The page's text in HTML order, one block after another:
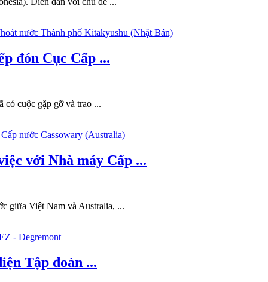
đón Cục Cấp ...
cuộc gặp gỡ và trao ...
với Nhà máy Cấp ...
giữa Việt Nam và Australia, ...
Tập đoàn ...